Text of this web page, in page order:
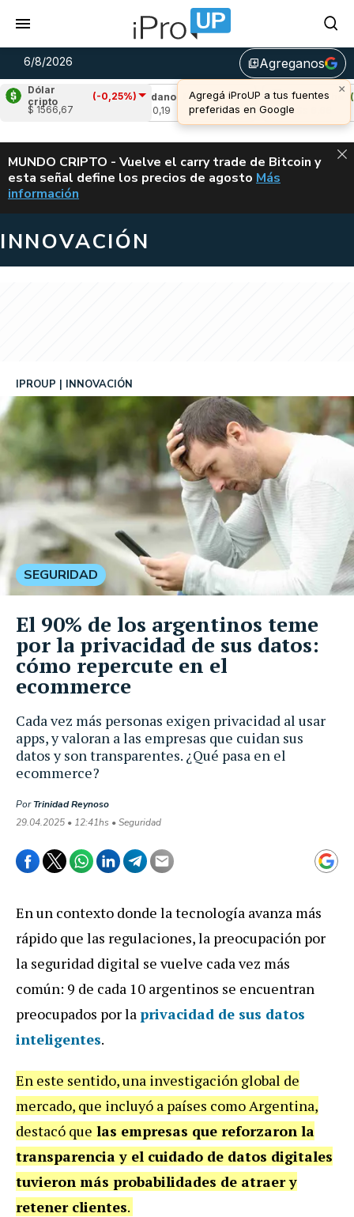
6/8/2026 library_addAgreganos
×
Agregá iProUP a tus fuentes
preferidas en Google
Dólar
cripto
(-0,25%)
$ 1566,67
Cardano (-1,10%)
Avalanche
u$s 6,66
ALERTA
MUNDO CRIPTO - Vuelve el carry trade de Bitcoin y
esta señal define los precios de agosto VUELVE EL
Más
información
INNOVACIÓN
Cada vez más personas exigen privacidad al usar
apps, y valoran a las empresas que cuidan sus
datos y son transparentes. ¿Qué pasa en el
ecommerce?
IPROUP INNOVACIÓN
PorTrinidad Reynoso
29.04.2025 • 12:41hs • Seguridad
SEGURIDAD
El 90% de los argentinos teme
por la privacidad de sus datos:
cómo repercute en el
ecommerce
En un contexto donde la tecnología avanza más
rápido que las regulaciones, la preocupación por
la seguridad digital se vuelve cada vez más
común: 9 de cada 10 argentinos se encuentran
preocupados por laprivacidad de sus datos
inteligentes.
En este sentido, una investigación global de
mercado, que incluyó a países como Argentina,
destacó que las empresas que reforzaron la
transparencia y el cuidado de datos digitales
tuvieron más probabilidades de atraer y
retener clientes.